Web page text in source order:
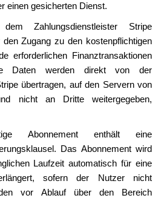
einen gesicherten Dienst.
Zahlungsdienstleister Stripe
Zugang zu den kostenpflichtigen
erforderlichen Finanztransaktionen
Daten werden direkt von der
übertragen, auf den Servern von
nicht an Dritte weitergegeben,
Abonnement enthält eine
Das Abonnement wird
Laufzeit automatisch für eine
sofern der Nutzer nicht
vor Ablauf über den Bereich